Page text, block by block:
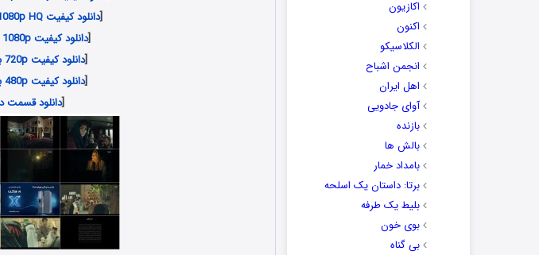
اکازیون
اکنون
الکلاسیکو
انجمن اشباح
اهل ایران
آوای جادویی
بازنده
بالش ها
بامداد خمار
برتا: داستان یک اسلحه
بلیط یک‌‌ طرفه
بوی خون
بی گناه
[دانلود کیفیت 1080p HQ با حجم 1.31 گیگابایت
[دانلود کیفیت 1080p با حجم 976 مگابایت
[دانلود کیفیت 720p با حجم 496 مگابایت
[دانلود کیفیت 480p با حجم 358 مگابایت
[دانلود قسمت